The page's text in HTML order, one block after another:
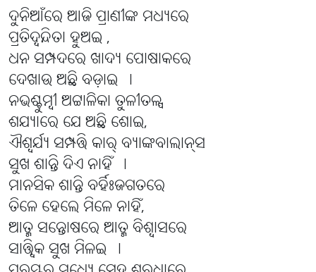
ଦୁନିଆଁରେ ଆଜି ପ୍ରାଣୀଙ୍କ ମଧ୍ୟରେ
ପ୍ରତିଦ୍ବନ୍ଦିତା ହୁଅଇ ,
ଧନ ସମ୍ପଦରେ ଖାଦ୍ୟ ପୋଷାକରେ
ଦେଖାଉ ଅଛି ବଡ଼ାଇ ।
ନଭଶ୍ଚୁମ୍ବୀ ଅଟ୍ଟାଳିକା ତୁଳୀତଳ୍ପ
ଶଯ୍ୟାରେ ଯେ ଅଛି ଶୋଇ,
ଐଶ୍ବର୍ଯ୍ୟ ସମ୍ପତ୍ତି କାର୍ ବ୍ୟାଙ୍କବାଲାନ୍ସ
ସୁଖ ଶାନ୍ତି ଦିଏ ନାହିଁ ।
ମାନସିକ ଶାନ୍ତି ବର୍ହିଃଜଗତରେ
ତିଳେ ହେଲେ ମିଳେ ନାହିଁ,
ଆତ୍ମ ସନ୍ତୋଷରେ ଆତ୍ମ ବିଶ୍ବାସରେ
ସାତ୍ତ୍ୱିକ ସୁଖ ମିଳ‌ଇ ।